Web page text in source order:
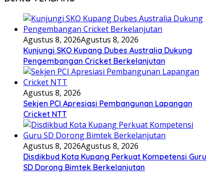
Agustus 8, 2026Agustus 8, 2026
Kunjungi SKO Kupang Dubes Australia Dukung
Pengembangan Cricket Berkelanjutan
Agustus 8, 2026
Sekjen PCI Apresiasi Pembangunan Lapangan
Cricket NTT
Agustus 8, 2026Agustus 8, 2026
Disdikbud Kota Kupang Perkuat Kompetensi Guru
SD Dorong Bimtek Berkelanjutan